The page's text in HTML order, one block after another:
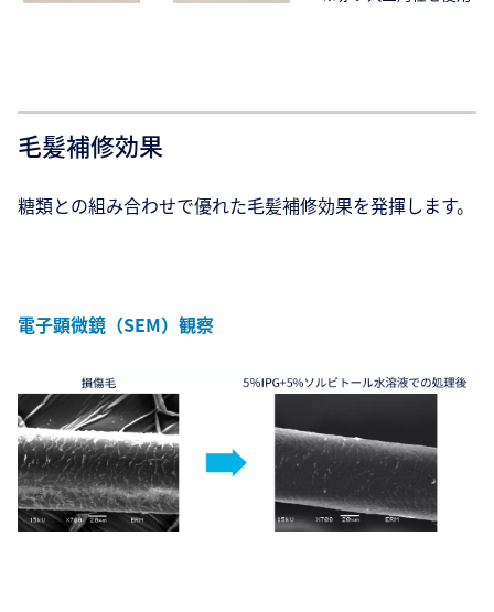
毛髪補修効果
糖類との組み合わせで優れた毛髪補修効果を発揮します。
電子顕微鏡（SEM）観察